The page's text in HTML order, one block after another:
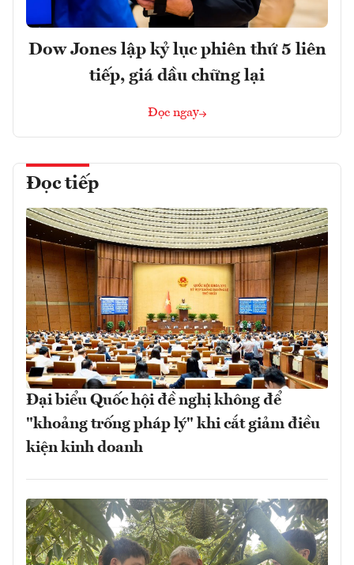
Dow Jones lập kỷ lục phiên thứ 5 liên
tiếp, giá dầu chững lại
Đọc ngay
Đọc tiếp
Đại biểu Quốc hội đề nghị không để
"khoảng trống pháp lý" khi cắt giảm điều
kiện kinh doanh